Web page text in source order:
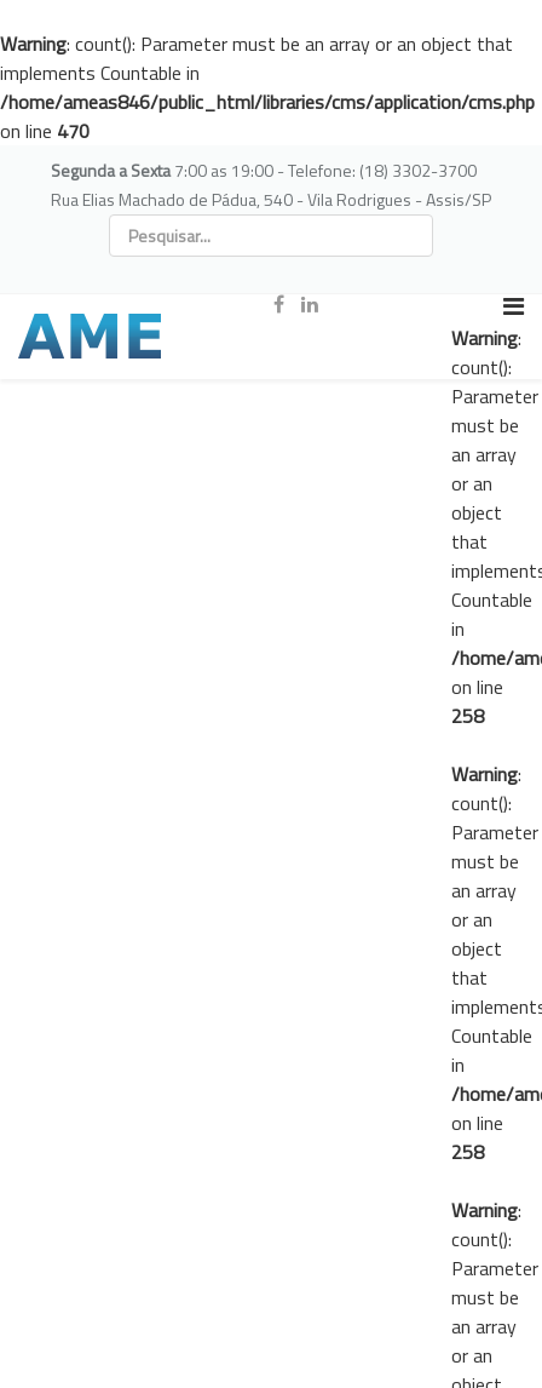
Warning: count(): Parameter must be an array or an object that
implements Countable in
/home/ameas846/public_html/libraries/cms/application/cms.php
on line 470
Segunda a Sexta7:00 as 19:00 - Telefone: (18) 3302-3700
Rua Elias Machado de Pádua, 540 - Vila Rodrigues - Assis/SP
Warning:
count():
Parameter
must be
an array
or an
object
that
Countable
in
/home/
on line
258
Warning:
count():
Parameter
must be
an array
or an
object
that
Countable
in
/home/
on line
258
Warning:
count():
Parameter
must be
an array
or an